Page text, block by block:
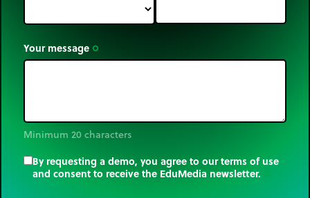
Your message trip_origin
Minimum 20 characters
By requesting a demo, you agree to our terms of use
and consent to receive the EduMedia newsletter.